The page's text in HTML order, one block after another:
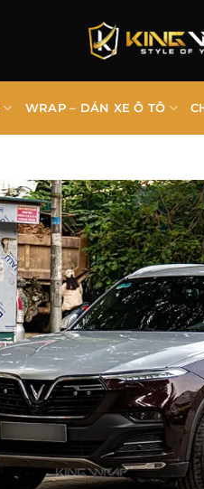
WRAP – DÁN XE Ô TÔ